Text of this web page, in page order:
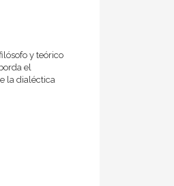
y teórico
el
la dialéctica